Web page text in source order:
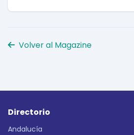
Volver al Magazine
Directorio
Andalucía